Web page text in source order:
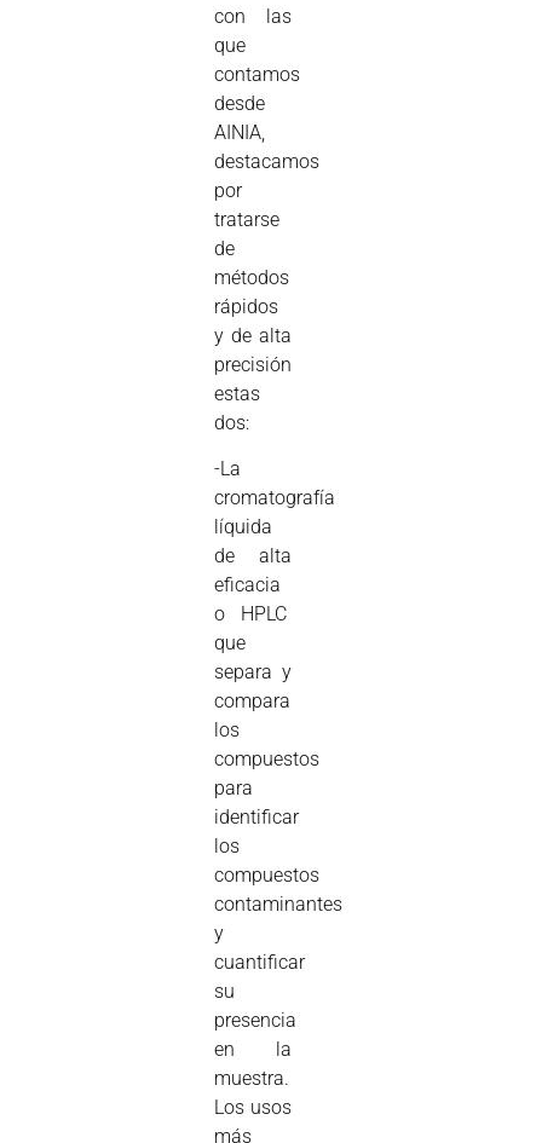
con las
que
contamos
desde
AINIA,
destacamos
por
tratarse
de
métodos
rápidos
y de alta
precisión
estas
dos:
-La
cromatografía
líquida
de alta
eficacia
o HPLC
que
separa y
compara
los
compuestos
para
identificar
los
compuestos
contaminantes
y
cuantificar
su
presencia
en la
muestra.
Los usos
más